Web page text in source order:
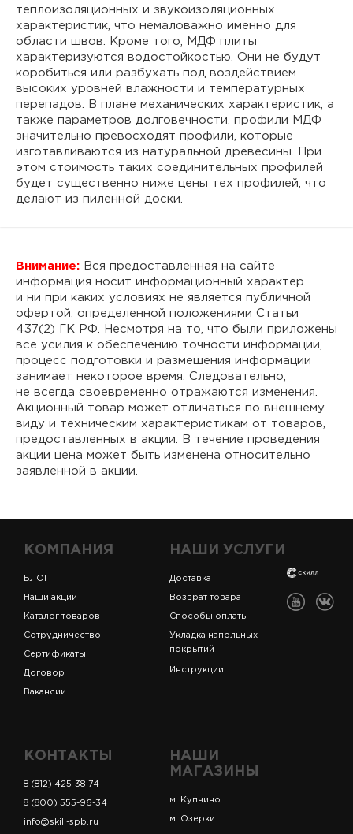
теплоизоляционных и звукоизоляционных
характеристик, что немаловажно именно для
области швов. Кроме того, МДФ плиты
характеризуются водостойкостью. Они не будут
коробиться или разбухать под воздействием
высоких уровней влажности и температурных
перепадов. В плане механических характеристик, а
также параметров долговечности, профили МДФ
значительно превосходят профили, которые
изготавливаются из натуральной древесины. При
этом стоимость таких соединительных профилей
будет существенно ниже цены тех профилей, что
делают из пиленной доски.
Внимание: Вся предоставленная на сайте
информация носит информационный характер
и ни при каких условиях не является публичной
офертой, определенной положениями Статьи
437(2) ГК РФ. Несмотря на то, что были приложены
все усилия к обеспечению точности информации,
процесс подготовки и размещения информации
занимает некоторое время. Следовательно,
не всегда своевременно отражаются изменения.
Акционный товар может отличаться по внешнему
виду и техническим характеристикам от товаров,
предоставленных в акции. В течение проведения
акции цена может быть изменена относительно
заявленной в акции.
КОМПАНИЯ
БЛОГ
Наши акции
Каталог товаров
Сотрудничество
Сертификаты
Договор
Вакансии
НАШИ УСЛУГИ
Доставка
Возврат товара
Способы оплаты
Укладка напольных
покрытий
Инструкции
КОНТАКТЫ
8 (812) 425-38-74
8 (800) 555-96-34
info@skill-spb.ru
НАШИ
МАГАЗИНЫ
м. Купчино
м. Озерки